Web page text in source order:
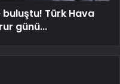
Türk Hava
günü...